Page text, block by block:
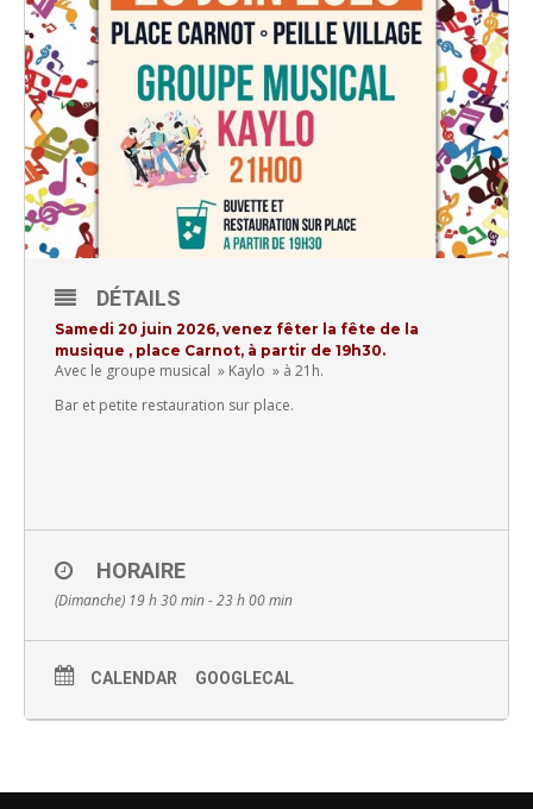
DÉTAILS
Samedi 20 juin 2026, venez fêter la fête de la
musique , place Carnot, à partir de 19h30.
Avec le groupe musical » Kaylo » à 21h.
Bar et petite restauration sur place.
HORAIRE
(Dimanche) 19 h 30 min - 23 h 00 min
CALENDAR GOOGLECAL